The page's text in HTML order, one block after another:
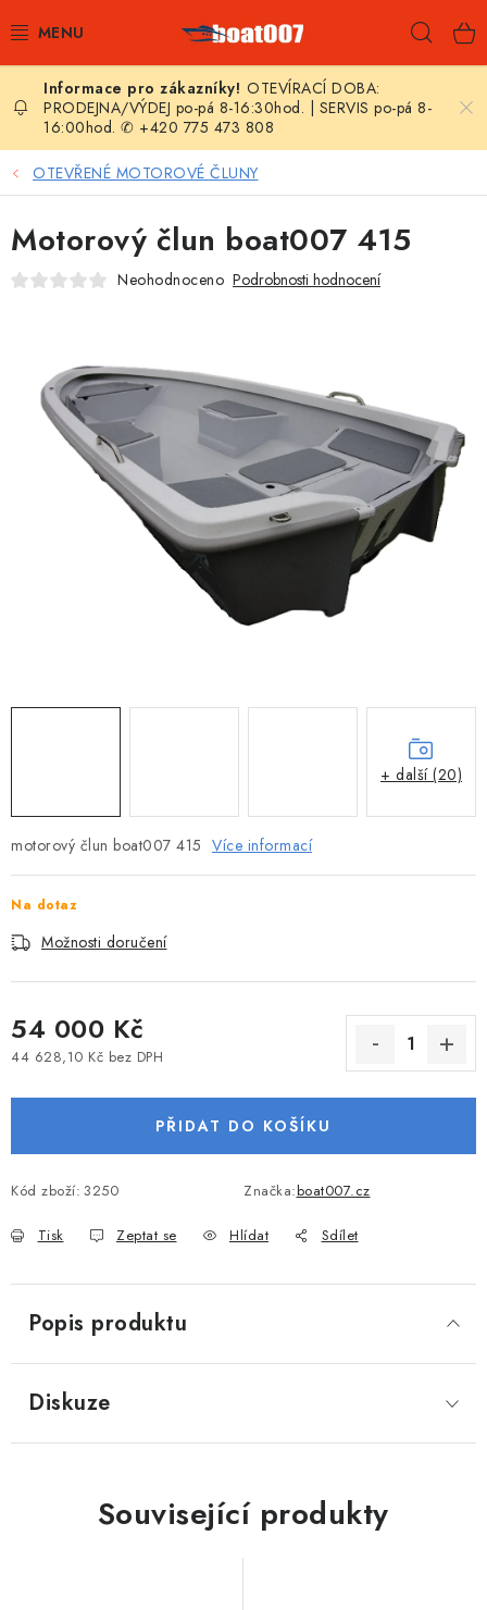
na
E-SHOP
AKČNÍ SLEVY
LODNÍ MOTORY
NAFUKOVACÍ ČLUNY
MOTOROVÉ ČLUNY
LODNÍ ELEKTROMOTORY
PRAMICE A MOTOROVÉ VESLICE
KAJAKY, KÁNOE A RAFTY
KATAMARÁNY - PONTON BOAT
PŘÍSLUŠENSTVÍ K ČLUNŮM
PŘÍSLUŠENSTVÍ K MOTORŮM
ZNAČKY
Doprava a platba Servis
Reklamace
Obchodní podmínky
Podmínky ochrany osobních údajů
OTEVÍRACÍ DOBA:
PRODEJNA/VÝDEJ po-pá 8-16:30hod. | SERVIS po-pá 8-
16:00hod. ✆ +420 775 473 808
OTEVŘENÉ MOTOROVÉ ČLUNY
motorový člun boat007 415 Více informací
Na dotaz
Možnosti doručení
54 000 Kč
44 628,10 Kč bez DPH
PŘIDAT DO KOŠÍKU
Kód zboží: 3250 Značka:boat007.cz
Tisk Zeptat se Hlídat Sdílet
Motorový člun boat007 415
Neohodnoceno Podrobnosti hodnocení
+ další (20)
Popis produktu
Diskuze
Související produkty